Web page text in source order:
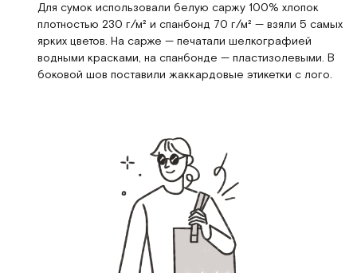
Для сумок использовали белую саржу 100% хлопок
плотностью 230 г/м² и спанбонд 70 г/м² — взяли 5 самых
ярких цветов. На сарже — печатали шелкографией
водными красками, на спанбонде — пластизолевыми. В
боковой шов поставили жаккардовые этикетки с лого.